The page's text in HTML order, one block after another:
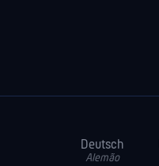
Deutsch
Alemão